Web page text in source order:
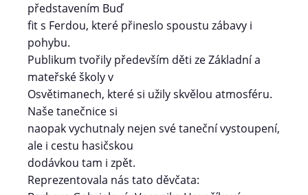
představením Buď
fit s Ferdou, které přineslo spoustu zábavy i
pohybu.
Publikum tvořily především děti ze Základní a
mateřské školy v
Osvětimanech, které si užily skvělou atmosféru.
Naše tanečnice si
naopak vychutnaly nejen své taneční vystoupení,
ale i cestu hasičskou
dodávkou tam i zpět.
Reprezentovala nás tato děvčata: